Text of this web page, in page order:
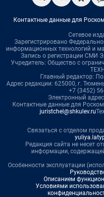
Контактные данные для
Сетевое
Зарегистрировано
информационных технологий и
Запись о регистрации СМИ
Учредитель: Общество с
Главный редактор:
Адрес редакции: 625000, г.
+7 (3452)
Электронный
Контактные данные для
juristchel@shkulev.ru
Связаться с отделом
Редакция сайта не несет
информации,
Особенности эксплуатации
Описанием
Условиями